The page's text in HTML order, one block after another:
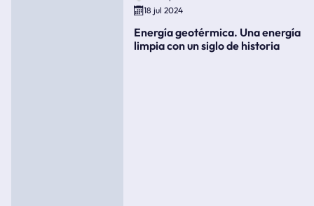
18 jul 2024
Energía geotérmica. Una energía
limpia con un siglo de historia